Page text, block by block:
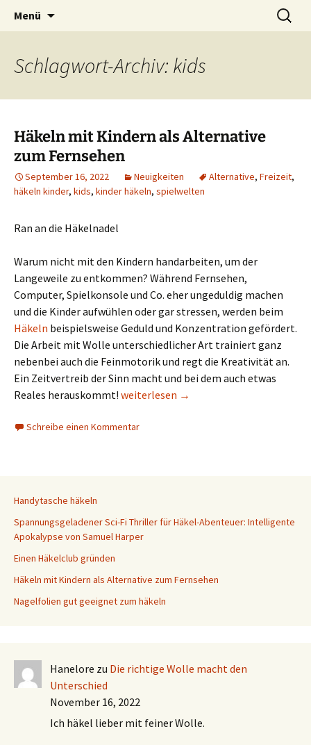
Häkeln
Zubehör und Tipps zum Häkeln
Menü
Suchen
nach:
Schlagwort-Archiv: kids
Häkeln mit Kindern als Alternative
zum Fernsehen
September 16, 2022 Neuigkeiten Alternative, Freizeit,
häkeln kinder, kids, kinder häkeln, spielwelten
Ran an die Häkelnadel
Warum nicht mit den Kindern handarbeiten, um der
Langeweile zu entkommen? Während Fernsehen,
Computer, Spielkonsole und Co. eher ungeduldig machen
und die Kinder aufwühlen oder gar stressen, werden beim
Häkeln beispielsweise Geduld und Konzentration gefördert.
Die Arbeit mit Wolle unterschiedlicher Art trainiert ganz
nebenbei auch die Feinmotorik und regt die Kreativität an.
Ein Zeitvertreib der Sinn macht und bei dem auch etwas
Reales herauskommt! Häkeln mit Kindern als Alternative zum
weiterlesen →
Schreibe einen Kommentar
Handytasche häkeln
Spannungsgeladener Sci-Fi Thriller für Häkel-Abenteuer: Intelligente
Apokalypse von Samuel Harper
Einen Häkelclub gründen
Häkeln mit Kindern als Alternative zum Fernsehen
Nagelfolien gut geeignet zum häkeln
Hanelore zu Die richtige Wolle macht den
Unterschied
November 16, 2022
Ich häkel lieber mit feiner Wolle.